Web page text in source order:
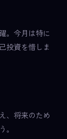
。今月は特に
投資を惜しま
、将来のため